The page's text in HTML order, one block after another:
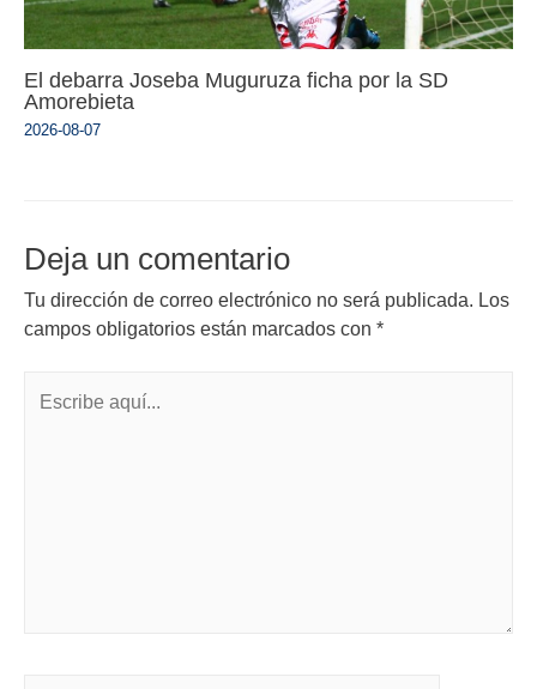
El debarra Joseba Muguruza ficha por la SD
Amorebieta
2026-08-07
Deja un comentario
Tu dirección de correo electrónico no será publicada. Los
campos obligatorios están marcados con *